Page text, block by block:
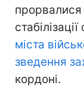
міста
зведення
кордоні.